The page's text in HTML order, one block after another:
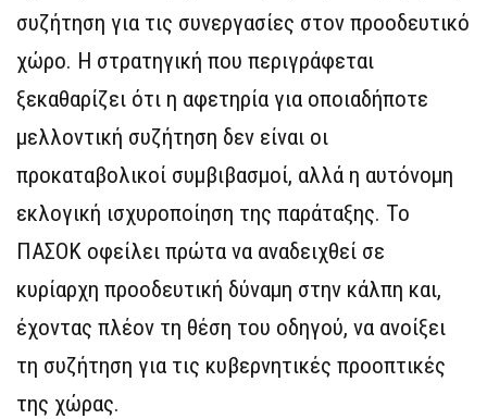
συζήτηση για τις συνεργασίες στον προοδευτικό
χώρο. Η στρατηγική που περιγράφεται
ξεκαθαρίζει ότι η αφετηρία για οποιαδήποτε
μελλοντική συζήτηση δεν είναι οι
προκαταβολικοί συμβιβασμοί, αλλά η αυτόνομη
εκλογική ισχυροποίηση της παράταξης. Το
ΠΑΣΟΚ οφείλει πρώτα να αναδειχθεί σε
κυρίαρχη προοδευτική δύναμη στην κάλπη και,
έχοντας πλέον τη θέση του οδηγού, να ανοίξει
τη συζήτηση για τις κυβερνητικές προοπτικές
της χώρας.